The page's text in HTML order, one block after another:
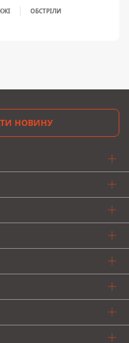
ОБСТРІЛИ
НОВИНУ